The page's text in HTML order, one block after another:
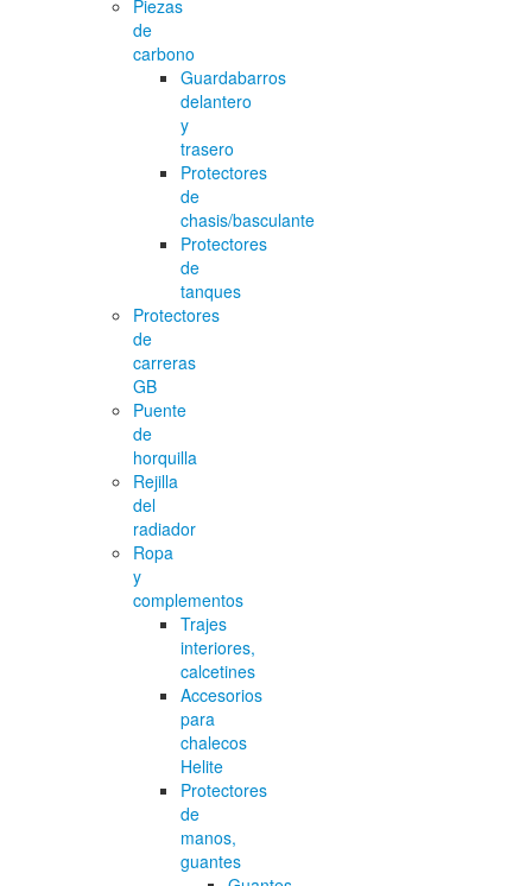
Piezas
de
carbono
Guardabarros
delantero
y
trasero
Protectores
de
chasis/basculante
Protectores
de
tanques
Protectores
de
carreras
GB
Puente
de
horquilla
Rejilla
del
radiador
Ropa
y
complementos
Trajes
interiores,
calcetines
Accesorios
para
chalecos
Helite
Protectores
de
manos,
guantes